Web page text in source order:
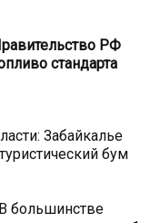
РФ
стандарта
Забайкалье
бум
большинстве